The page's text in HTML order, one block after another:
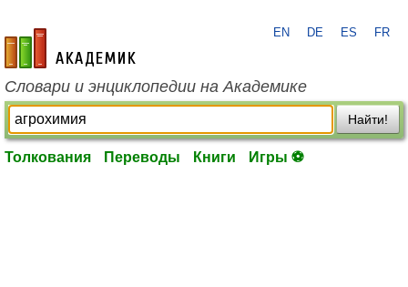
academic.ru
EN DE ES FR
Словари и энциклопедии на Академике
Найти!
Толкования Переводы Книги Игры ⚽